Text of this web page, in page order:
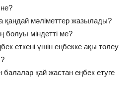
қандай мәліметтер жазылады?
болуы міндетті ме?
еткені үшін еңбекке ақы төлеу
балалар қай жастан еңбек етуге